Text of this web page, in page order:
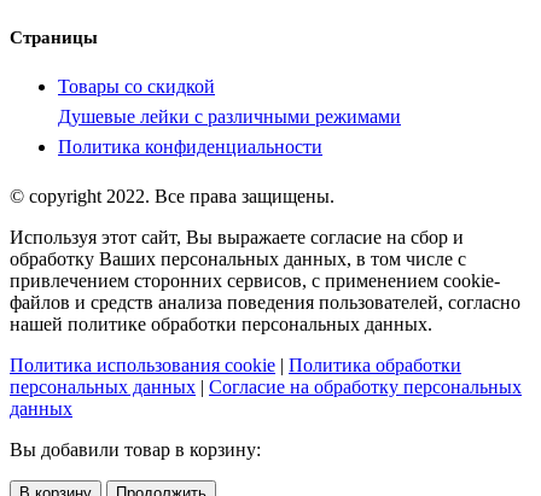
Страницы
Товары со скидкой
Душевые лейки с различными режимами
Политика конфиденциальности
© copyright 2022. Все права защищены.
Используя этот сайт, Вы выражаете согласие на сбор и
обработку Ваших персональных данных, в том числе с
привлечением сторонних сервисов, с применением cookie-
файлов и средств анализа поведения пользователей, согласно
нашей политике обработки персональных данных.
Политика использования cookie | Политика обработки
персональных данных | Согласие на обработку персональных
данных
Вы добавили товар в корзину: